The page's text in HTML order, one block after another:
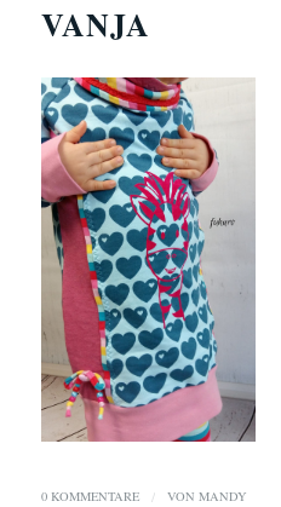
VANJA
0 KOMMENTARE / VON MANDY